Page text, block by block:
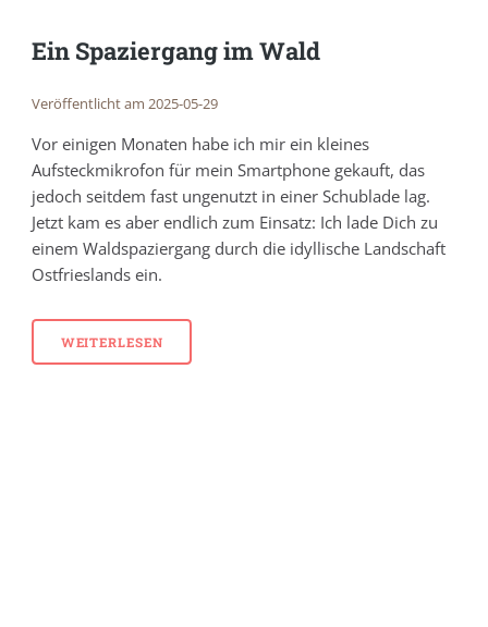
Ein Spaziergang im Wald
Veröffentlicht am 2025-05-29
Vor einigen Monaten habe ich mir ein kleines
Aufsteckmikrofon für mein Smartphone gekauft, das
jedoch seitdem fast ungenutzt in einer Schublade lag.
Jetzt kam es aber endlich zum Einsatz: Ich lade Dich zu
einem Waldspaziergang durch die idyllische Landschaft
Ostfrieslands ein.
WEITERLESEN